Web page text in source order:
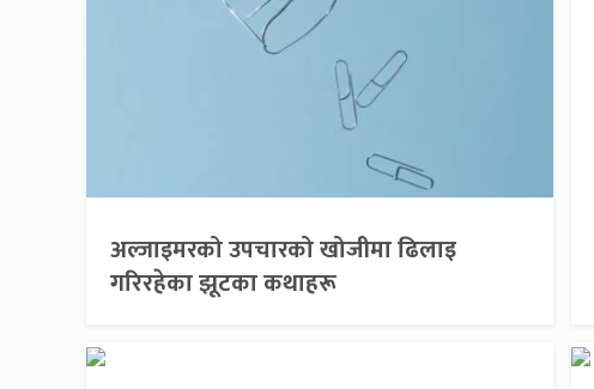
अल्जाइमरको उपचारको खोजीमा ढिलाइ
गरिरहेका झूटका कथाहरू